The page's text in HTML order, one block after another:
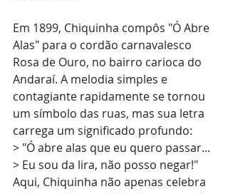
Em 1899, Chiquinha compôs "Ó Abre
Alas" para o cordão carnavalesco
Rosa de Ouro, no bairro carioca do
Andaraí. A melodia simples e
contagiante rapidamente se tornou
um símbolo das ruas, mas sua letra
carrega um significado profundo:
> "Ó abre alas que eu quero passar...
> Eu sou da lira, não posso negar!"
Aqui, Chiquinha não apenas celebra